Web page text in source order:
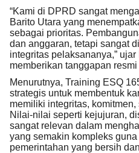
“Kami di DPRD sangat
Barito Utara yang
sebagai prioritas.
dan anggaran, tetapi sangat
integritas pelaksananya,”
memberikan tanggapan
Menurutnya, Training ESQ
strategis untuk membentuk
memiliki integritas,
Nilai-nilai seperti kejujuran,
sangat relevan dalam
yang semakin kompleks
pemerintahan yang bersih